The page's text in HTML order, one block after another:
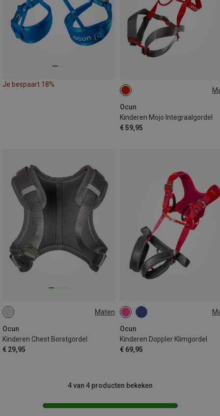
Je bespaart 18%
Ocun
Kinderen Mojo Integraalgordel
€ 59,95
ONE SIZE
Maten
Ocun
Kinderen Chest Borstgordel
€ 29,95
ONE SIZE
Ocun
Kinderen Doppler Klimgordel
€ 69,95
ONE SIZE
4 van 4 producten bekeken